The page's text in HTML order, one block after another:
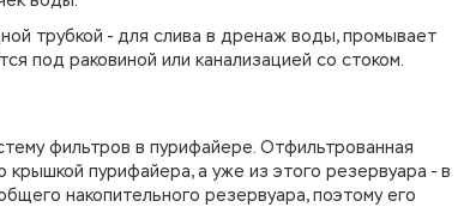
трубкой - для слива в дренаж воды, промывает
под раковиной или канализацией со стоком.
фильтров в пурифайере. Отфильтрованная
пурифайера, а уже из этого резервуара - в
накопительного резервуара, поэтому его